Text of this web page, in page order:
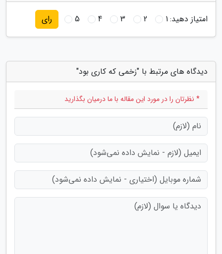
امتیاز دهید:1
2
3
4
5 رای
دیدگاه های مرتبط با "زخمی که کاری بود"
* نظرتان را در مورد این مقاله با ما درمیان بگذارید